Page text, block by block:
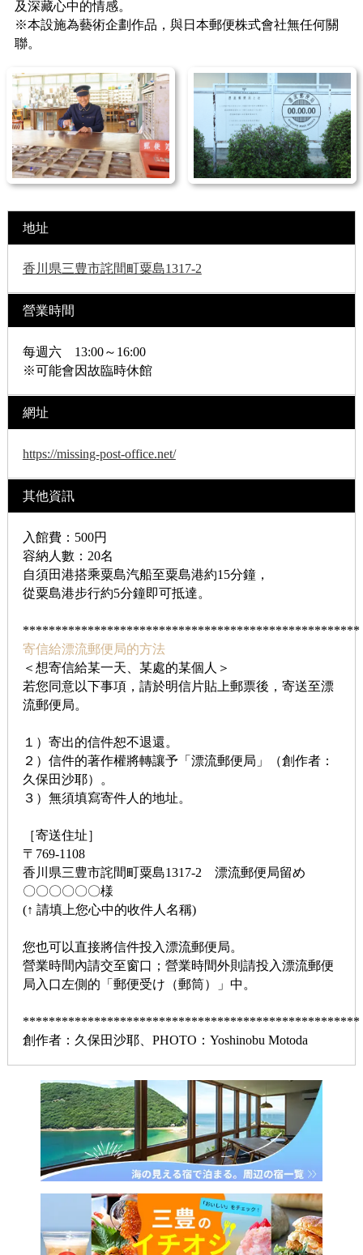
及深藏心中的情感。
※本設施為藝術企劃作品，與日本郵便株式會社無任何關
聯。
地址
香川県三豊市詫間町粟島1317-2
營業時間
每週六 13:00～16:00
※可能會因故臨時休館
網址
https://missing-post-office.net/
其他資訊
入館費：500円
容納人數：20名
自須田港搭乘粟島汽船至粟島港約15分鐘，
從粟島港步行約5分鐘即可抵達。
****************************************************
寄信給漂流郵便局的方法
＜想寄信給某一天、某處的某個人＞
若您同意以下事項，請於明信片貼上郵票後，寄送至漂
流郵便局。
１）寄出的信件恕不退還。
２）信件的著作權將轉讓予「漂流郵便局」（創作者：
久保田沙耶）。
３）無須填寫寄件人的地址。
［寄送住址］
〒769-1108
香川県三豊市詫間町粟島1317-2 漂流郵便局留め
〇〇〇〇〇〇様
(↑ 請填上您心中的收件人名稱)
您也可以直接將信件投入漂流郵便局。
營業時間內請交至窗口；營業時間外則請投入漂流郵便
局入口左側的「郵便受け（郵筒）」中。
****************************************************
創作者：久保田沙耶、PHOTO：Yoshinobu Motoda